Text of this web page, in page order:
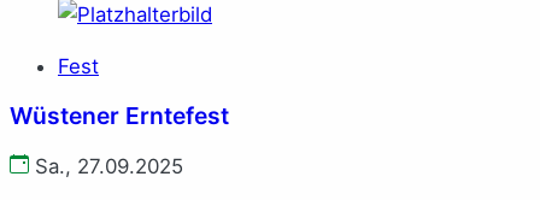
Fest
Wüstener Erntefest
Sa., 27.09.2025